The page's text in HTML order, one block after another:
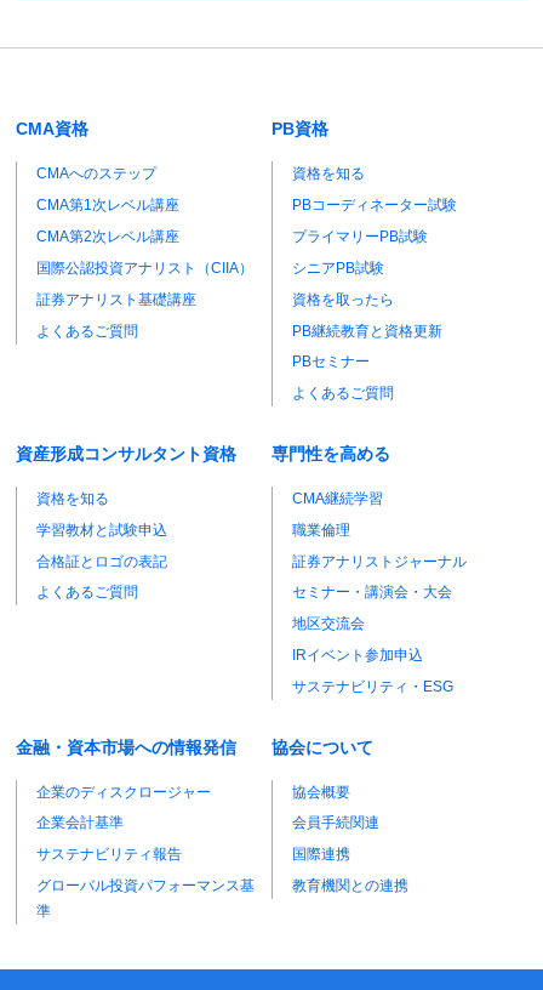
CMA資格
CMAへのステップ
CMA第1次レベル講座
CMA第2次レベル講座
国際公認投資アナリスト（CIIA）
証券アナリスト基礎講座
よくあるご質問
PB資格
資格を知る
PBコーディネーター試験
プライマリーPB試験
シニアPB試験
資格を取ったら
PB継続教育と資格更新
PBセミナー
よくあるご質問
資産形成コンサルタント資格
資格を知る
学習教材と試験申込
合格証とロゴの表記
よくあるご質問
専門性を高める
CMA継続学習
職業倫理
証券アナリストジャーナル
セミナー・講演会・大会
地区交流会
IRイベント参加申込
サステナビリティ・ESG
金融・資本市場への情報発信
企業のディスクロージャー
企業会計基準
サステナビリティ報告
グローバル投資パフォーマンス基
準
協会について
協会概要
会員手続関連
国際連携
教育機関との連携